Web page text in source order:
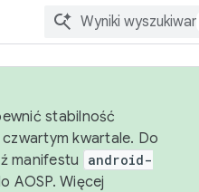
stabilność
kwartale. Do
manifestu
android-
AOSP. Więcej